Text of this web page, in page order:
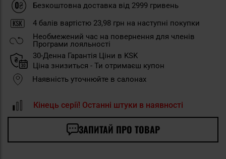
Безкоштовна доставка від 2999 гривень
4 балів вартістю 23,98 грн на наступні покупки
Необмежений час на повернення для членів
Програми лояльності
30-Денна Гарантія Ціни в KSK
Ціна знизиться - Ти отримаєш купон
Наявність уточнюйте в салонах
Кінець серії! Останні штуки в наявності
ЗАПИТАЙ ПРО ТОВАР